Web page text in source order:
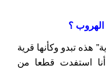
الهروب ؟
هذه تبدو وكأنها قرية
استفدت قطعا من